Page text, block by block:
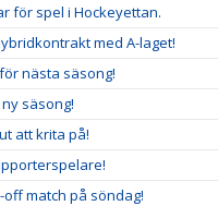
för spel i Hockeyettan.
med A-laget!
nästa säsong!
säsong!
att krita på!
match på söndag!